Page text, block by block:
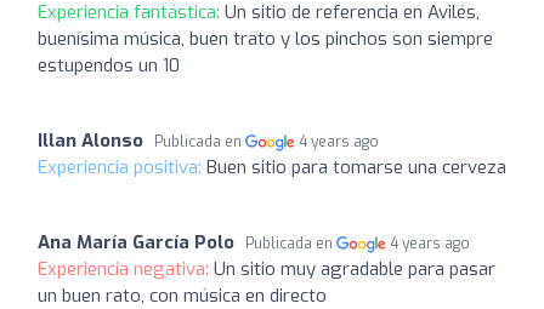
Experiencia fantástica: Un sitio de referencia en Avilés,
buenísima música, buen trato y los pinchos son siempre
estupendos un 10
Illan Alonso Publicada en 4 years ago
Experiencia positiva: Buen sitio para tomarse una cerveza
Ana María García Polo Publicada en 4 years ago
Experiencia negativa: Un sitio muy agradable para pasar
un buen rato, con música en directo